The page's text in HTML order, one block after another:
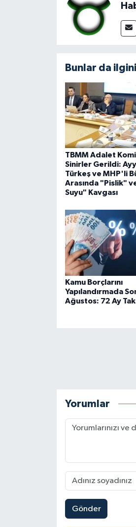
Bunlar da
TBMM Adalet
Sinirler Gerildi:
Türkeş ve MHP'li
Arasında "Pislik"
Suyu" Kavgası
Kamu Borçlarını
Yapılandırmada
Ağustos: 72 Ay
Yorumlar
Gönder